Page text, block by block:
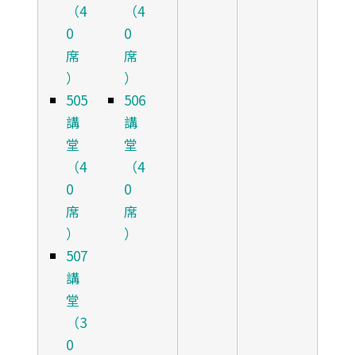
（4
0
席
）
505
講
堂
（4
0
席
）
507
講
堂
（3
0
（4
0
席
）
506
講
堂
（4
0
席
）